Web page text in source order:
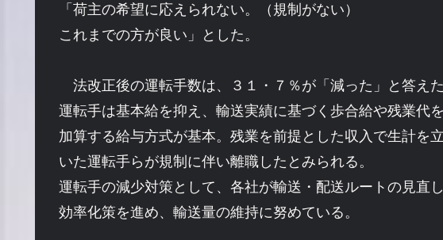
「荷主の希望に応えられない。（規制がない）
これまでの方が良い」とした。
法改正後の運転手数は、３１・７％が「減った」と答えた
運転手は基本給を抑え、輸送実績に基づく歩合給や残業代を
加算する給与方式が基本。残業を前提とした収入で生計を
いた運転手らが規制に伴い離職したとみられる。
運転手の減少対策として、各社が輸送・配送ルートの見直
効率化策を進め、輸送量の維持に努めている。